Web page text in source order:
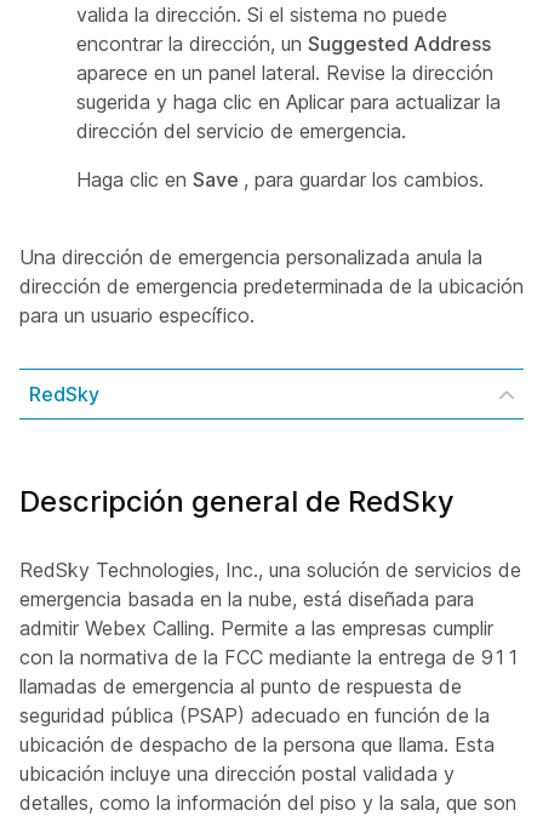
valida la dirección. Si el sistema no puede
encontrar la dirección, un Suggested Address
aparece en un panel lateral. Revise la dirección
sugerida y haga clic en Aplicar para actualizar la
dirección del servicio de emergencia.
Haga clic en Save , para guardar los cambios.
Una dirección de emergencia personalizada anula la
dirección de emergencia predeterminada de la ubicación
para un usuario específico.
RedSky
Descripción general de RedSky
RedSky Technologies, Inc., una solución de servicios de
emergencia basada en la nube, está diseñada para
admitir Webex Calling. Permite a las empresas cumplir
con la normativa de la FCC mediante la entrega de 911
llamadas de emergencia al punto de respuesta de
seguridad pública (PSAP) adecuado en función de la
ubicación de despacho de la persona que llama. Esta
ubicación incluye una dirección postal validada y
detalles, como la información del piso y la sala, que son